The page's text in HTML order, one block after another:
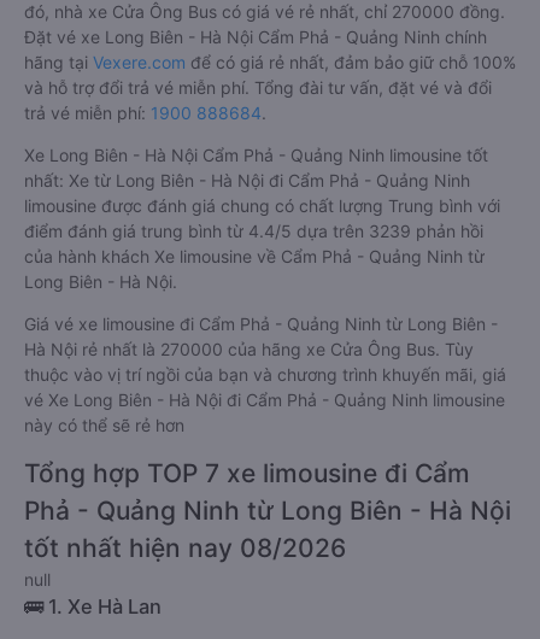
đó, nhà xe Cửa Ông Bus có giá vé rẻ nhất, chỉ 270000 đồng.
Đặt vé xe Long Biên - Hà Nội Cẩm Phả - Quảng Ninh chính
hãng tại Vexere.com để có giá rẻ nhất, đảm bảo giữ chỗ 100%
và hỗ trợ đổi trả vé miễn phí. Tổng đài tư vấn, đặt vé và đổi
trả vé miễn phí: 1900 888684.
Xe Long Biên - Hà Nội Cẩm Phả - Quảng Ninh limousine tốt
nhất: Xe từ Long Biên - Hà Nội đi Cẩm Phả - Quảng Ninh
limousine được đánh giá chung có chất lượng Trung bình với
điểm đánh giá trung bình từ 4.4/5 dựa trên 3239 phản hồi
của hành khách Xe limousine về Cẩm Phả - Quảng Ninh từ
Long Biên - Hà Nội.
Giá vé xe limousine đi Cẩm Phả - Quảng Ninh từ Long Biên -
Hà Nội rẻ nhất là 270000 của hãng xe Cửa Ông Bus. Tùy
thuộc vào vị trí ngồi của bạn và chương trình khuyến mãi, giá
vé Xe Long Biên - Hà Nội đi Cẩm Phả - Quảng Ninh limousine
này có thể sẽ rẻ hơn
Tổng hợp TOP 7 xe limousine đi Cẩm
Phả - Quảng Ninh từ Long Biên - Hà Nội
tốt nhất hiện nay 08/2026
null
🚌 1. Xe Hà Lan